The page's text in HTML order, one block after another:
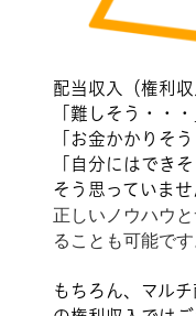
配当収入（権利
「難しそう・・・
「お金かかりそう
「自分にはでき
そう思っていませ
正しいノウハウ
ることも可能です
もちろん、マル